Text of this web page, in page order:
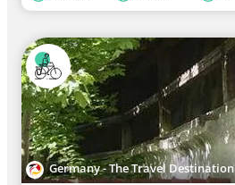
Germany - The Travel Destination